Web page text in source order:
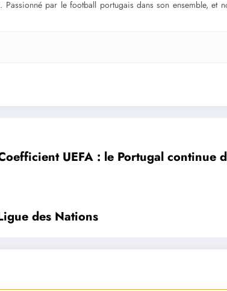
par le football portugais dans son ensemble, et
UEFA : le Portugal continue
des Nations